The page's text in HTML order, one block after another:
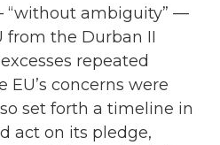
“without ambiguity” —
from the Durban II
repeated
concerns were
set forth a timeline in
act on its pledge,